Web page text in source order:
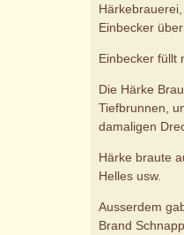
Einbecker
Einbecker füllt
Die Härke
Tiefbrunnen,
damaligen
Härke braute
Helles usw.
Ausserdem
Brand